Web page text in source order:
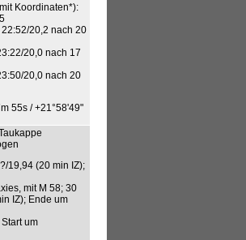
Koordinaten*):
20,2 nach 20
20,0 nach 17
20,0 nach 20
55s / +21°58'49"
19,94 (20 min IZ);
mit M 58; 30
IZ); Ende um
um